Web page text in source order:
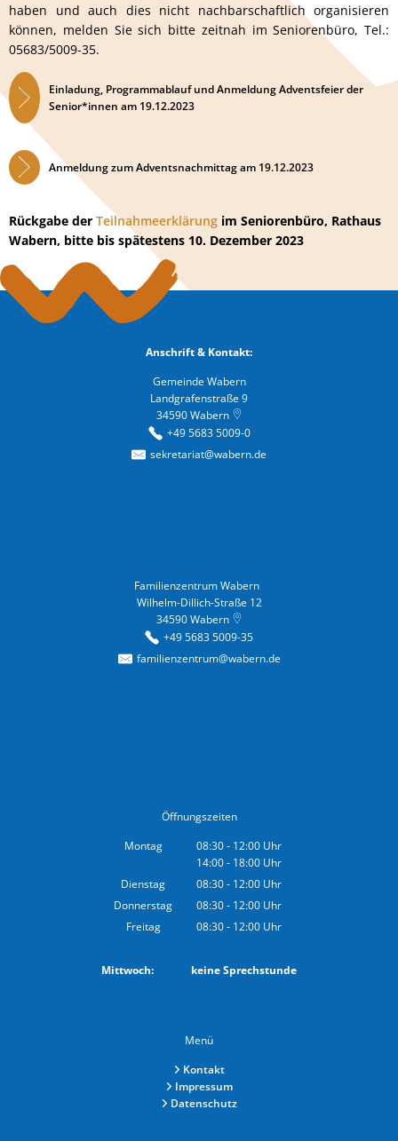
haben und auch dies nicht nachbarschaftlich organisieren
können, melden Sie sich bitte zeitnah im Seniorenbüro, Tel.:
05683/5009-35.
Einladung, Programmablauf und Anmeldung Adventsfeier der
Senior*innen am 19.12.2023
Anmeldung zum Adventsnachmittag am 19.12.2023
Rückgabe der Teilnahmeerklärung im Seniorenbüro, Rathaus
Wabern, bitte bis spätestens 10. Dezember 2023
Anschrift & Kontakt:
Gemeinde Wabern
Landgrafenstraße 9
34590 Wabern
+49 5683 5009-0
sekretariat@wabern.de
Familienzentrum Wabern
Wilhelm-Dillich-Straße 12
34590 Wabern
+49 5683 5009-35
familienzentrum@wabern.de
Öffnungszeiten
Montag
08:30- 12:00 Uhr
Von 08:30 bis 12:00 Uhr
14:00- 18:00 Uhr
Von 14:00 bis 18:00 Uhr
Dienstag 08:30- 12:00 Uhr
Von 08:30 bis 12:00 Uhr
Donnerstag 08:30- 12:00 Uhr
Von 08:30 bis 12:00 Uhr
Freitag 08:30- 12:00 Uhr
Mittwoch: keine Sprechstunde
Menü
Kontakt
Impressum
Datenschutz